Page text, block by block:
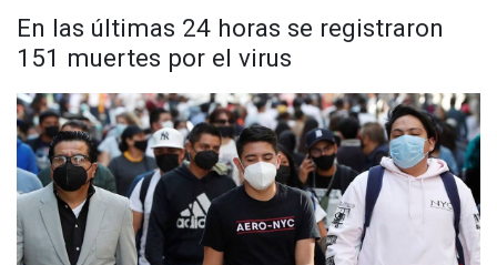
Potosí, Veracruz, Tabasco, Puebla y Sonora, que en conjunto
conforman el 64% de todos los casos acumulados
registrados en el país.
En las últimas 24 horas se registraron
151 muertes por el virus